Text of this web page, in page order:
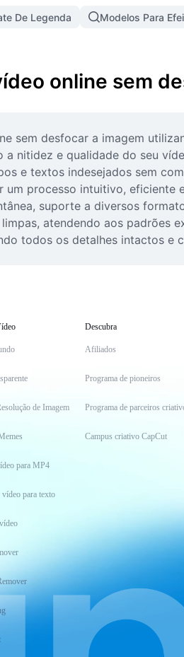
De Legenda Modelos Para
online sem
sem desfocar a imagem
nitidez e qualidade do seu
e textos indesejados sem
processo intuitivo,
suporte a diversos
atendendo aos padrões
todos os detalhes intactos e
de Imagem
para MP4
para texto
Descubra
Afiliados
Programa de pioneiros
Programa de parceiros
Campus criativo CapCut